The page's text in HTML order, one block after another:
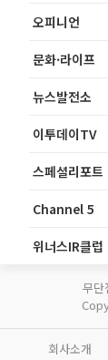
오피니언
문화·라이프
뉴스발전소
이투데이TV
스페셜리포트
Channel 5
위너스IR클럽
무단
회사소개